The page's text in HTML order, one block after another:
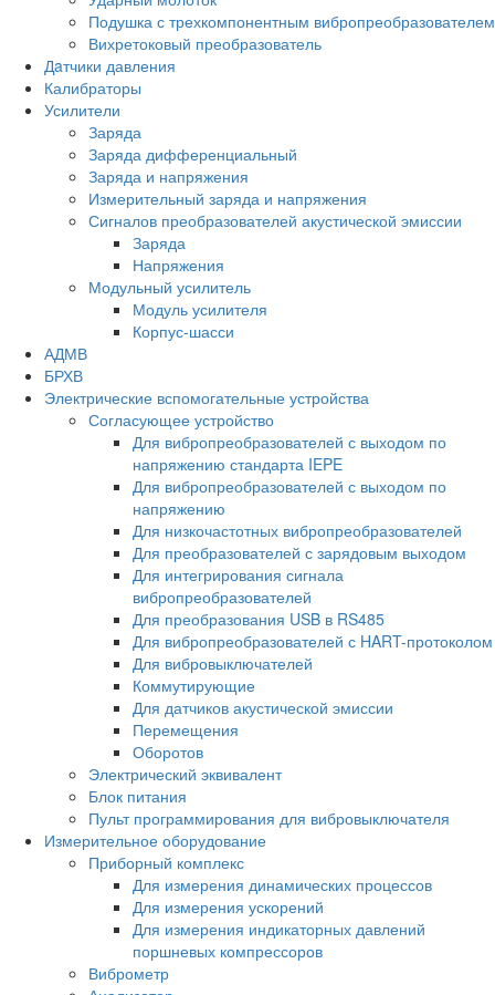
Подушка с трехкомпонентным вибропреобразователем
Вихретоковый преобразователь
Дaтчики давления
Калибраторы
Усилители
Заряда
Заряда дифференциальный
Заряда и напряжения
Измерительный заряда и напряжения
Сигналов преобразователей акустической эмиссии
Заряда
Напряжения
Модульный усилитель
Модуль усилителя
Корпус-шасси
АДМВ
БРХВ
Электрические вспомогательные устройства
Согласующее устройство
Для вибропреобразователей с выходом по
напряжению стандарта IEPE
Для вибропреобразователей с выходом по
напряжению
Для низкочастотных вибропреобразователей
Для преобразователей с зарядовым выходом
Для интегрирования сигнала
вибропреобразователей
Для преобразования USB в RS485
Для вибропреобразователей с HART-протоколом
Для вибровыключателей
Коммутирующие
Для датчиков акустической эмиссии
Перемещения
Оборотов
Электрический эквивалент
Блок питания
Пульт программирования для вибровыключателя
Измерительное оборудование
Приборный комплекс
Для измерения динамических процессов
Для измерения ускорений
Для измерения индикаторных давлений
поршневых компрессоров
Виброметр